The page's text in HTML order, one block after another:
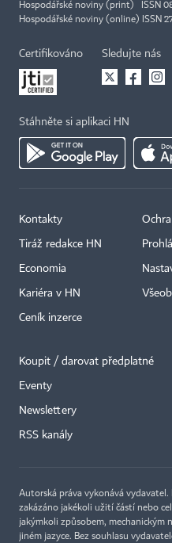
Hospodářské noviny (print) ISSN
Hospodářské noviny (online) ISSN
Certifikováno Sledujte nás
Stáhněte si aplikaci HN
Kontakty
Tiráž redakce HN
Economia
Kariéra v HN
Ceník inzerce
Koupit / darovat předplatné
Eventy
Newslettery
RSS kanály
Autorská práva vykonává
zakázáno jakékoli užití částí nebo
jakýmkoli způsobem, mechanickým
jiném jazyce. Bez souhlasu